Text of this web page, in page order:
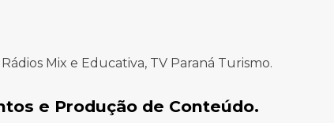
Mix e Educativa, TV Paraná Turismo.
e Produção de Conteúdo.